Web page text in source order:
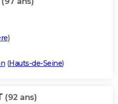
)
(Hauts-de-Seine)
(92 ans)